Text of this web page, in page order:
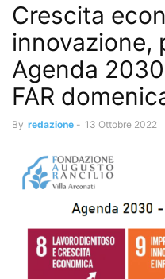
Crescita
innovazione,
Agenda
FAR
By redazione - 13 Ottobre 2022